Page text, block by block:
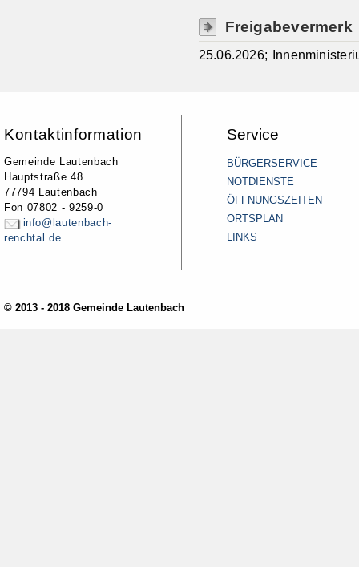
Freigabevermerk
25.06.2026;
Kontaktinformation
Gemeinde Lautenbach
Hauptstraße 48
77794 Lautenbach
Fon 07802 - 9259-0
info@lautenbach-
renchtal.de
Service
BÜRGERSERVICE
NOTDIENSTE
ÖFFNUNGSZEITEN
ORTSPLAN
LINKS
© 2013 - 2018 Gemeinde Lautenbach